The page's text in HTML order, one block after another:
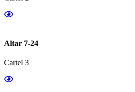
Altar 7-24
Cartel 3